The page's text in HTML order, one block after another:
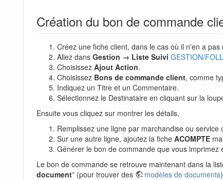
Création du bon de commande
Créez une fiche client, dans le cas où il n'en a pas
Allez dans Gestion → Liste Suivi GESTION/
Choisissez Ajout Action.
Choisissez Bons de commande client, comme
Indiquez un Titre et un Commentaire.
Sélectionnez le Destinataire en cliquant sur la
Ensuite vous cliquez sur montrer les détails,
Remplissez une ligne par marchandise ou service
Sur une autre ligne, ajoutez la fiche ACOMPTE
Générer le bon de commande que vous
Le bon de commande se retrouve maintenant dans la
document” (pour trouver des modèles de documents